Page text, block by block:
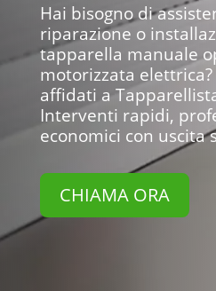
Hai bisogno di
riparazione o
tapparella manuale
motorizzata
affidati a
Interventi rapidi,
economici con uscita
CHIAMA ORA